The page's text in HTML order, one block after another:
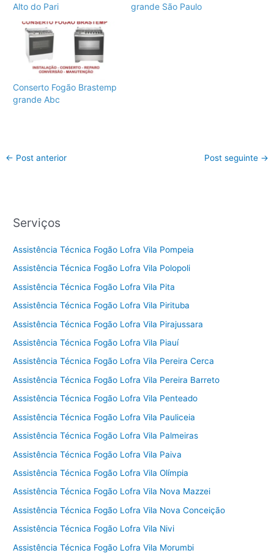
Alto do Pari
grande São Paulo
Conserto Fogão Brastemp
grande Abc
← Post anterior Post seguinte →
Serviços
Assistência Técnica Fogão Lofra Vila Pompeia
Assistência Técnica Fogão Lofra Vila Polopoli
Assistência Técnica Fogão Lofra Vila Pita
Assistência Técnica Fogão Lofra Vila Pirituba
Assistência Técnica Fogão Lofra Vila Pirajussara
Assistência Técnica Fogão Lofra Vila Piauí
Assistência Técnica Fogão Lofra Vila Pereira Cerca
Assistência Técnica Fogão Lofra Vila Pereira Barreto
Assistência Técnica Fogão Lofra Vila Penteado
Assistência Técnica Fogão Lofra Vila Pauliceia
Assistência Técnica Fogão Lofra Vila Palmeiras
Assistência Técnica Fogão Lofra Vila Paiva
Assistência Técnica Fogão Lofra Vila Olímpia
Assistência Técnica Fogão Lofra Vila Nova Mazzei
Assistência Técnica Fogão Lofra Vila Nova Conceição
Assistência Técnica Fogão Lofra Vila Nivi
Assistência Técnica Fogão Lofra Vila Morumbi